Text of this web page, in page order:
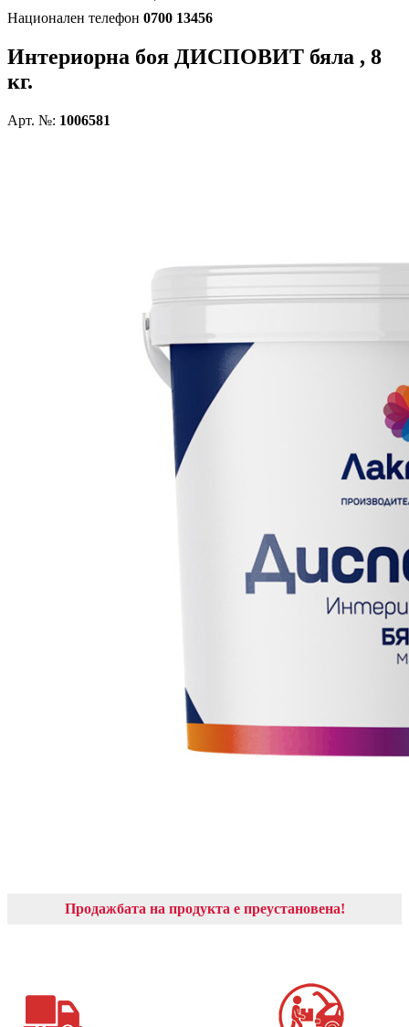
Национален телефон 0700 13456
Интериорна боя ДИСПОВИТ бяла , 8
кг.
Арт. №: 1006581
Продажбата на продукта е преустановена!